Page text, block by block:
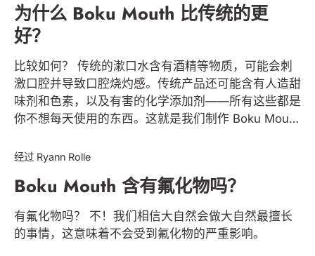
为什么 Boku Mouth 比传统的更
好？
比较如何？ 传统的漱口水含有酒精等物质，可能会刺
激口腔并导致口腔烧灼感。传统产品还可能含有人造甜
味剂和色素，以及有害的化学添加剂——所有这些都是
你不想每天使用的东西。这就是我们制作 Boku Mouth
香和橄榄油，我们让天然成分来完成繁重的工作。
清爽味道，并为您带来您想要的效果。
经过 Ryann Rolle
Boku Mouth 含有氟化物吗？
有氟化物吗？ 不！我们相信大自然会做大自然最擅长
的事情，这意味着不会受到氟化物的严重影响。